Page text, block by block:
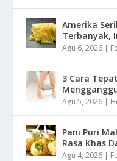
Amerika
Terbanyak,
Agu 6, 2026 |
3 Cara
Agu 5, 2026 |
Pani Puri
Rasa Khas
Agu 4, 2026 |